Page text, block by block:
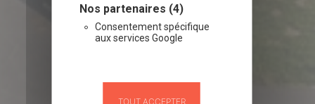
Nos partenaires (4)
Consentement spécifique
aux services Google
TOUT ACCEPTER